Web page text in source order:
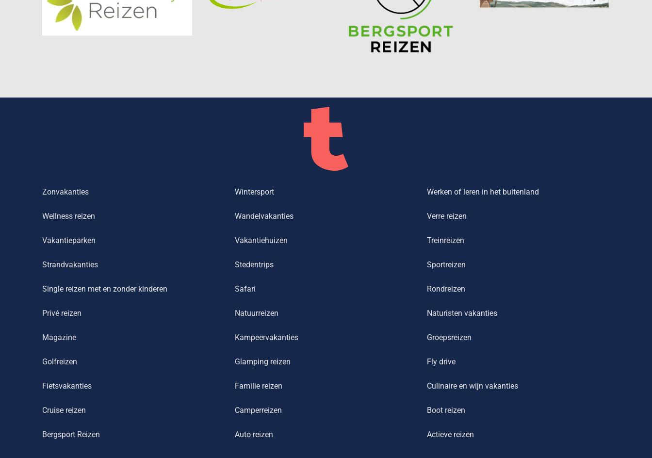
Zonvakanties Wintersport Werken of leren in het buitenland
Wellness reizen Wandelvakanties Verre reizen
Vakantieparken Vakantiehuizen Treinreizen
Strandvakanties Stedentrips Sportreizen
Single reizen met en zonder kinderen Safari Rondreizen
Privé reizen Natuurreizen Naturisten vakanties
Magazine Kampeervakanties Groepsreizen
Golfreizen Glamping reizen Fly drive
Fietsvakanties Familie reizen Culinaire en wijn vakanties
Cruise reizen Camperreizen Boot reizen
Bergsport Reizen Auto reizen Actieve reizen